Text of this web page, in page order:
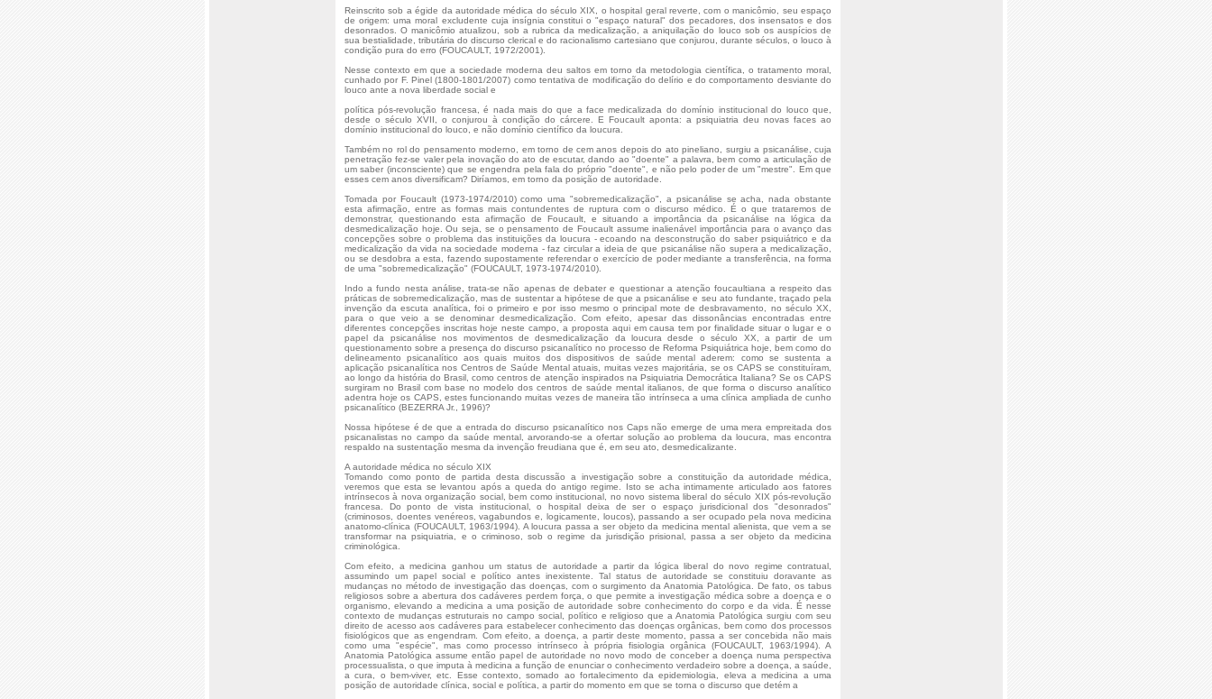
Reinscrito sob a égide da autoridade médica do século XIX, o hospital geral reverte, com o manicômio, seu espaço
de origem: uma moral excludente cuja insígnia constitui o "espaço natural" dos pecadores, dos insensatos e dos
desonrados. O manicômio atualizou, sob a rubrica da medicalização, a aniquilação do louco sob os auspícios de
sua bestialidade, tributária do discurso clerical e do racionalismo cartesiano que conjurou, durante séculos, o louco à
condição pura do erro (FOUCAULT, 1972/2001).
Nesse contexto em que a sociedade moderna deu saltos em torno da metodologia científica, o tratamento moral,
cunhado por F. Pinel (1800-1801/2007) como tentativa de modificação do delírio e do comportamento desviante do
louco ante a nova liberdade social e
política pós-revolução francesa, é nada mais do que a face medicalizada do domínio institucional do louco que,
desde o século XVII, o conjurou à condição do cárcere. E Foucault aponta: a psiquiatria deu novas faces ao
domínio institucional do louco, e não domínio científico da loucura.
Também no rol do pensamento moderno, em torno de cem anos depois do ato pineliano, surgiu a psicanálise, cuja
penetração fez-se valer pela inovação do ato de escutar, dando ao "doente" a palavra, bem como a articulação de
um saber (inconsciente) que se engendra pela fala do próprio "doente", e não pelo poder de um "mestre". Em que
esses cem anos diversificam? Diríamos, em torno da posição de autoridade.
Tomada por Foucault (1973-1974/2010) como uma "sobremedicalização", a psicanálise se acha, nada obstante
esta afirmação, entre as formas mais contundentes de ruptura com o discurso médico. É o que trataremos de
demonstrar, questionando esta afirmação de Foucault, e situando a importância da psicanálise na lógica da
desmedicalização hoje. Ou seja, se o pensamento de Foucault assume inalienável importância para o avanço das
concepções sobre o problema das instituições da loucura - ecoando na desconstrução do saber psiquiátrico e da
medicalização da vida na sociedade moderna - faz circular a ideia de que psicanálise não supera a medicalização,
ou se desdobra a esta, fazendo supostamente referendar o exercício de poder mediante a transferência, na forma
de uma "sobremedicalização" (FOUCAULT, 1973-1974/2010).
Indo a fundo nesta análise, trata-se não apenas de debater e questionar a atenção foucaultiana a respeito das
práticas de sobremedicalização, mas de sustentar a hipótese de que a psicanálise e seu ato fundante, traçado pela
invenção da escuta analítica, foi o primeiro e por isso mesmo o principal mote de desbravamento, no século XX,
para o que veio a se denominar desmedicalização. Com efeito, apesar das dissonâncias encontradas entre
diferentes concepções inscritas hoje neste campo, a proposta aqui em causa tem por finalidade situar o lugar e o
papel da psicanálise nos movimentos de desmedicalização da loucura desde o século XX, a partir de um
questionamento sobre a presença do discurso psicanalítico no processo de Reforma Psiquiátrica hoje, bem como do
delineamento psicanalítico aos quais muitos dos dispositivos de saúde mental aderem: como se sustenta a
aplicação psicanalítica nos Centros de Saúde Mental atuais, muitas vezes majoritária, se os CAPS se constituíram,
ao longo da história do Brasil, como centros de atenção inspirados na Psiquiatria Democrática Italiana? Se os CAPS
surgiram no Brasil com base no modelo dos centros de saúde mental italianos, de que forma o discurso analítico
adentra hoje os CAPS, estes funcionando muitas vezes de maneira tão intrínseca a uma clínica ampliada de cunho
psicanalítico (BEZERRA Jr., 1996)?
Nossa hipótese é de que a entrada do discurso psicanalítico nos Caps não emerge de uma mera empreitada dos
psicanalistas no campo da saúde mental, arvorando-se a ofertar solução ao problema da loucura, mas encontra
respaldo na sustentação mesma da invenção freudiana que é, em seu ato, desmedicalizante.
A autoridade médica no século XIX
Tomando como ponto de partida desta discussão a investigação sobre a constituição da autoridade médica,
veremos que esta se levantou após a queda do antigo regime. Isto se acha intimamente articulado aos fatores
intrínsecos à nova organização social, bem como institucional, no novo sistema liberal do século XIX pós-revolução
francesa. Do ponto de vista institucional, o hospital deixa de ser o espaço jurisdicional dos "desonrados"
(criminosos, doentes venéreos, vagabundos e, logicamente, loucos), passando a ser ocupado pela nova medicina
anatomo-clínica (FOUCAULT, 1963/1994). A loucura passa a ser objeto da medicina mental alienista, que vem a se
transformar na psiquiatria, e o criminoso, sob o regime da jurisdição prisional, passa a ser objeto da medicina
criminológica.
Com efeito, a medicina ganhou um status de autoridade a partir da lógica liberal do novo regime contratual,
assumindo um papel social e político antes inexistente. Tal status de autoridade se constituiu doravante as
mudanças no método de investigação das doenças, com o surgimento da Anatomia Patológica. De fato, os tabus
religiosos sobre a abertura dos cadáveres perdem força, o que permite a investigação médica sobre a doença e o
organismo, elevando a medicina a uma posição de autoridade sobre conhecimento do corpo e da vida. É nesse
contexto de mudanças estruturais no campo social, político e religioso que a Anatomia Patológica surgiu com seu
direito de acesso aos cadáveres para estabelecer conhecimento das doenças orgânicas, bem como dos processos
fisiológicos que as engendram. Com efeito, a doença, a partir deste momento, passa a ser concebida não mais
como uma "espécie", mas como processo intrínseco à própria fisiologia orgânica (FOUCAULT, 1963/1994). A
Anatomia Patológica assume então papel de autoridade no novo modo de conceber a doença numa perspectiva
processualista, o que imputa à medicina a função de enunciar o conhecimento verdadeiro sobre a doença, a saúde,
a cura, o bem-viver, etc. Esse contexto, somado ao fortalecimento da epidemiologia, eleva a medicina a uma
posição de autoridade clínica, social e política, a partir do momento em que se torna o discurso que detém a